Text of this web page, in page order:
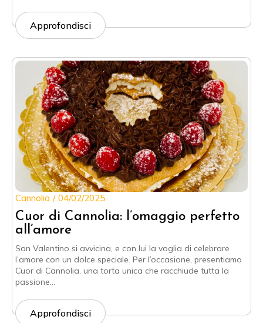
Approfondisci
Cuor di Cannolia: l’omaggio perfetto
all’amore
Cannolia 04/02/2025
San Valentino si avvicina, e con lui la voglia di celebrare
l’amore con un dolce speciale. Per l’occasione, presentiamo
Cuor di Cannolia, una torta unica che racchiude tutta la
passione…
Approfondisci